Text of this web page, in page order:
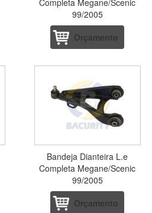
99/2005
Orçamento
Bandeja Dianteira L.e
Completa Megane/Scenic
99/2005
Orçamento